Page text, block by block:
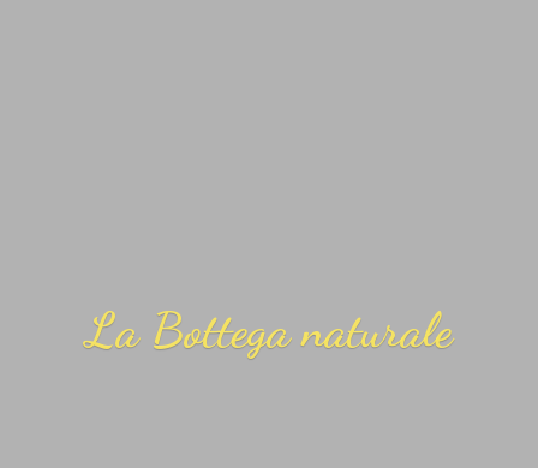
La Bottega naturale